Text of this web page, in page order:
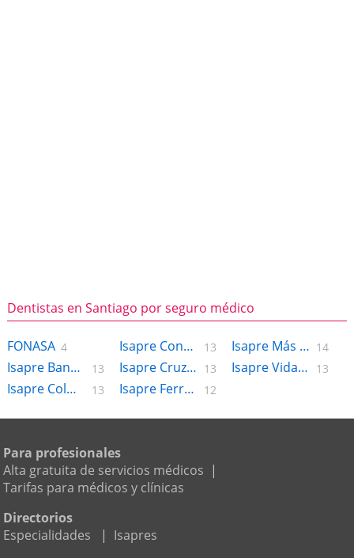
Dentistas en Santiago por seguro médico
FONASA 4
Isapre Banmedica 13
Isapre Colmena 13
Isapre Consalud 13
Isapre CruzBlanca 13
Isapre Ferrosalud 12
Isapre Más Vida 14
Isapre Vida Tres 13
Para profesionales
Alta gratuita de servicios médicos |
Tarifas para médicos y clínicas
Directorios
Especialidades
| Isapres